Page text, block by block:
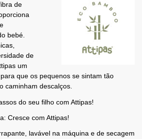
de
bebé.
de
um
que os pequenos se sintam tão
caminham descalços.
do seu filho com Attipas!
Cresce com Attipas!
lavável na máquina e de secagem